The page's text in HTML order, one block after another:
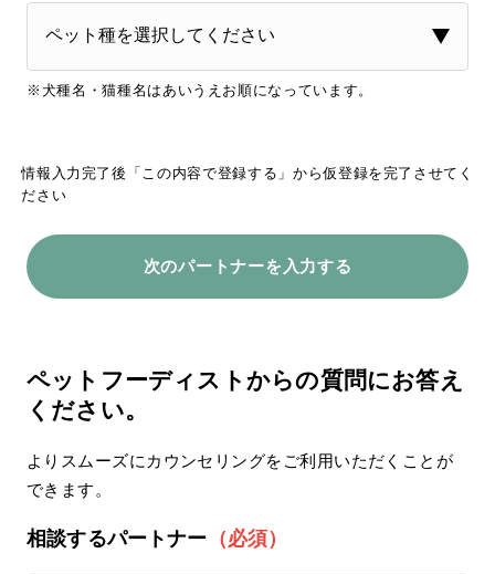
※犬種名・猫種名はあいうえお順になっています。
情報入力完了後「この内容で登録する」から仮登録を完了させてく
ださい
次のパートナーを入力する
ペットフーディストからの質問にお答え
ください。
よりスムーズにカウンセリングをご利用いただくことが
できます。
相談するパートナー （必須）